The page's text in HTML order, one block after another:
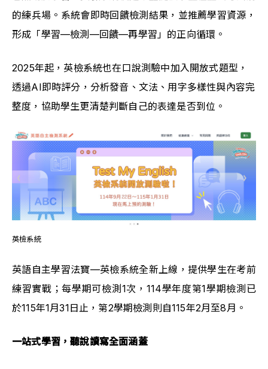
的練兵場。系統會即時回饋檢測結果，並推薦學習資源，
形成「學習—檢測—回饋—再學習」的正向循環。
2025年起，英檢系統也在口說測驗中加入開放式題型，
透過AI即時評分，分析發音、文法、用字多樣性與內容完
整度，協助學生更清楚判斷自己的表達是否到位。
英檢系統
英語自主學習法寶—英檢系統全新上線，提供學生在考前
練習實戰；每學期可檢測1次，114學年度第1學期檢測已
於115年1月31日止，第2學期檢測則自115年2月至8月。
一站式學習，聽說讀寫全面涵蓋